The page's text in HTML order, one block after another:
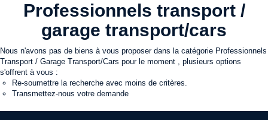
Professionnels transport /
garage transport/cars
Nous n'avons pas de biens à vous proposer dans la catégorie Professionnels
Transport / Garage Transport/Cars pour le moment , plusieurs options
s'offrent à vous :
Re-soumettre la recherche avec moins de critères.
Transmettez-nous votre demande